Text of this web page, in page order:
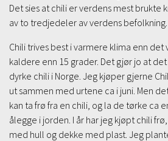
Det sies at chili er verdens mest brukte
av to tredjedeler av verdens befolkning.
Chili trives best i varmere klima enn det
kaldere enn 15 grader. Det gjør jo at
dyrke chili i Norge. Jeg kjøper gjerne
ut sammen med urtene ca i juni. Men
kan ta frø fra en chili, og la de tørke ca
ålegge i jorden. I år har jeg kjøpt chili
med hull og dekke med plast. Jeg